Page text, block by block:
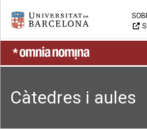
content
Universitat de Barcelona
UB > Omnia nomina
Càtedres i aules